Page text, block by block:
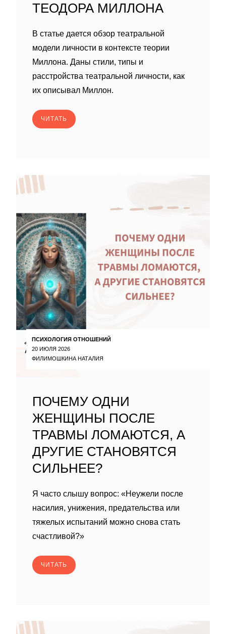
ТЕОДОРА МИЛЛОНА
В статье дается обзор театральной
модели личности в контексте теории
Миллона. Даны стили, типы и
расстройства театральной личности, как
их описывал Миллон.
ЧИТАТЬ
ПСИХОЛОГИЯ ОТНОШЕНИЙ
20 ИЮЛЯ 2026
ФИЛИМОШКИНА НАТАЛИЯ
ПОЧЕМУ ОДНИ
ЖЕНЩИНЫ ПОСЛЕ
ТРАВМЫ ЛОМАЮТСЯ, А
ДРУГИЕ СТАНОВЯТСЯ
СИЛЬНЕЕ?
Я часто слышу вопрос: «Неужели после
насилия, унижения, предательства или
тяжелых испытаний можно снова стать
счастливой?»
ЧИТАТЬ